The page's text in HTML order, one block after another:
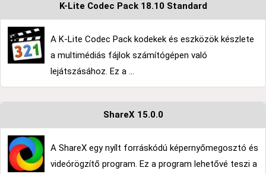
K-Lite Codec Pack 18.10 Standard
A K-Lite Codec Pack kodekek és eszközök készlete
a multimédiás fájlok számítógépen való
lejátszásához. Ez a ...
ShareX 15.0.0
A ShareX egy nyílt forráskódú képernyőmegosztó és
videórögzítő program. Ez a program lehetővé teszi a